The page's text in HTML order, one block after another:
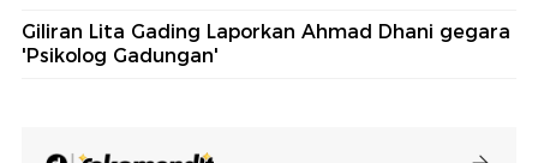
Giliran Lita Gading Laporkan Ahmad Dhani gegara
'Psikolog Gadungan'